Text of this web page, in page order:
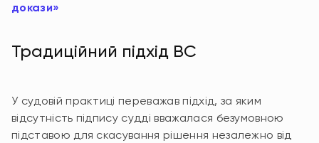
докази»
Традиційний підхід ВС
У судовій практиці переважав підхід, за яким
відсутність підпису судді вважалася безумовною
підставою для скасування рішення незалежно від